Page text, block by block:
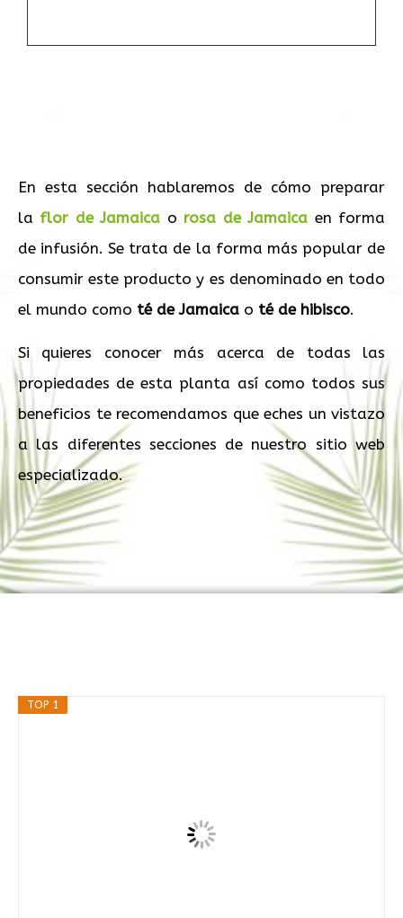
En esta sección hablaremos de cómo preparar
la flor de Jamaica o rosa de Jamaica en forma
de infusión. Se trata de la forma más popular de
consumir este producto y es denominado en todo
el mundo como té de Jamaica o té de hibisco.
Si quieres conocer más acerca de todas las
propiedades de esta planta así como todos sus
beneficios te recomendamos que eches un vistazo
a las diferentes secciones de nuestro sitio web
especializado.
TOP 1